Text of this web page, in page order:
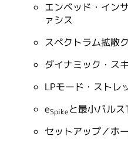
エンベッド・イン
ァシス
スペクトラム拡散
ダイナミック・ス
LPモード・ストレ
eSpikeと最小パルス
セットアップ／ホ